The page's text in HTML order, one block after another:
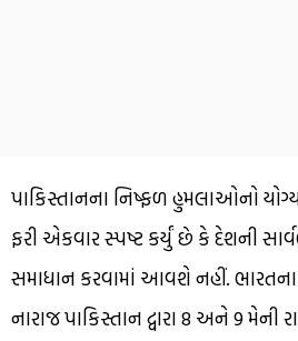
પાકિસ્તાનના નિષ્ફળ હુમલાઓનો
ફરી એકવાર સ્પષ્ટ કર્યું છે કે દેશની
સમાધાન કરવામાં આવશે નહીં.
નારાજ પાકિસ્તાન દ્વારા 8 અને 9 મેની